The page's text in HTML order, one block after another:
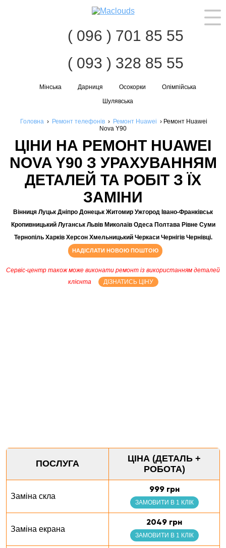
( 096 ) 701 85 55
( 093 ) 328 85 55
Мінська Дарниця Осокорки
Олімпійська
Шулявська
Головна › Ремонт телефонів › Ремонт Huawei › Ремонт Huawei
Nova Y90
ЦІНИ НА РЕМОНТ HUAWEI
NOVA Y90 З УРАХУВАННЯМ
ДЕТАЛЕЙ ТА РОБІТ З ЇХ
ЗАМІНИ
Вінниця Луцьк Дніпро Донецьк Житомир Ужгород Івано-Франківськ
Кропивницький Луганськ Львів Миколаїв Одеса Полтава Рівне Суми
Тернопіль Харків Херсон Хмельницький Черкаси Чернігів Чернівці.
НАДІСЛАТИ НОВОЮ ПОШТОЮ
Сервіс-центр також може виконати ремонт із використанням деталей
клієнта
ДІЗНАТИСЬ ЦІНУ
ПОСЛУГА
ЦІНА (ДЕТАЛЬ +
РОБОТА)
Заміна скла
999 грн
ЗАМОВИТИ В 1 КЛІК
Заміна екрана
2049 грн
ЗАМОВИТИ В 1 КЛІК